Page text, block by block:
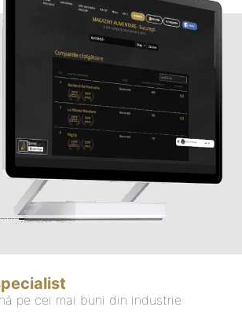
pe cei mai buni din industrie